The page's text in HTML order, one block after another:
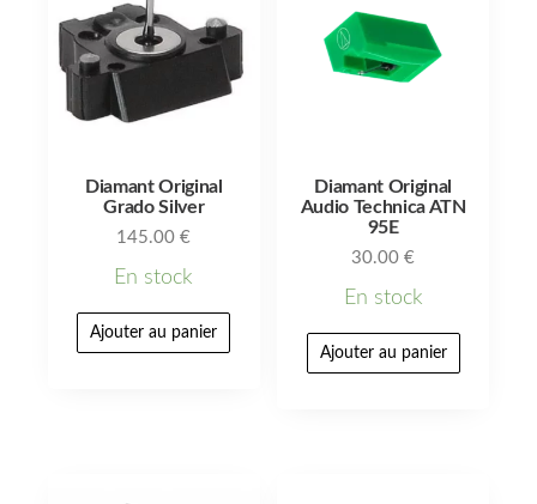
Diamant Original
Grado Silver
145.00€
En stock
Ajouter au panier
Diamant Original
Audio Technica ATN
95E
30.00€
En stock
Ajouter au panier